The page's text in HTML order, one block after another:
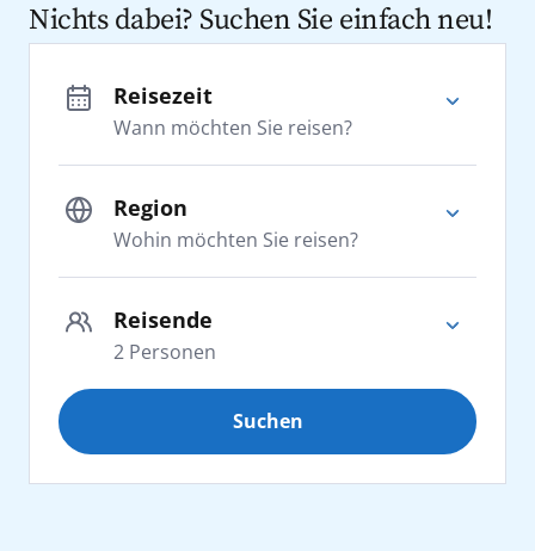
Nichts dabei? Suchen Sie einfach neu!
Wann möchten Sie reisen?
Reisezeit
Wohin möchten Sie reisen?
Region
Adria
2 Personen
Reisende
2
Suchen